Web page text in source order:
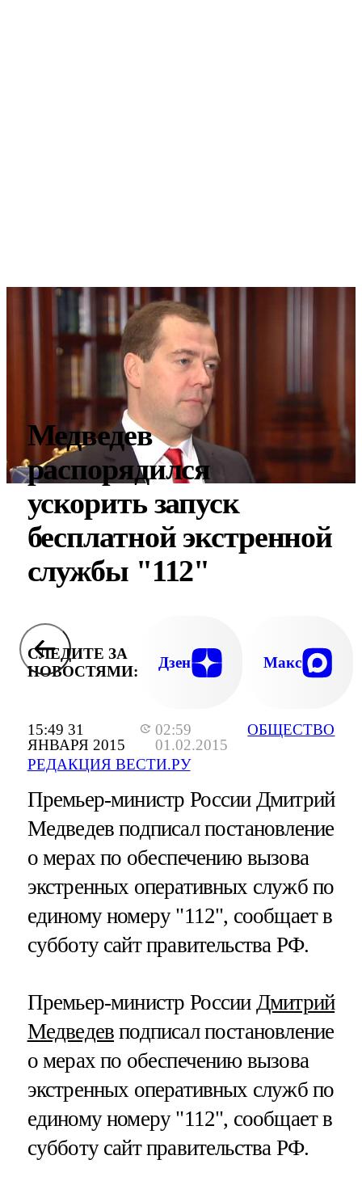
15:49 31
ЯНВАРЯ 2015
02:59
01.02.2015
РЕДАКЦИЯ ВЕСТИ.РУ
ОБЩЕСТВО
Медведев
распорядился
ускорить запуск
бесплатной экстренной
службы "112"
СЛЕДИТЕ ЗА
НОВОСТЯМИ:
Дзен Макс
Премьер-министр России Дмитрий
Медведев подписал постановление
о мерах по обеспечению вызова
экстренных оперативных служб по
единому номеру "112", сообщает в
субботу сайт правительства РФ.
Премьер-министр России Дмитрий
Медведев подписал постановление
о мерах по обеспечению вызова
экстренных оперативных служб по
единому номеру "112", сообщает в
субботу сайт правительства РФ.